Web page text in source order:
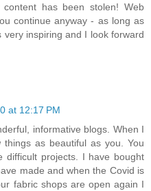
has been stolen! Web
continue anyway - as long as
very inspiring and I look forward
at 12:17 PM
informative blogs. When I
as beautiful as you. You
difficult projects. I have bought
made and when the Covid is
fabric shops are open again I